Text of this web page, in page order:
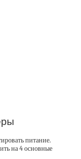
питание.
на 4 основные